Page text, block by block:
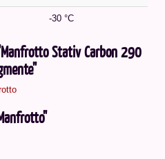
-30 °C
Stativ Carbon 290